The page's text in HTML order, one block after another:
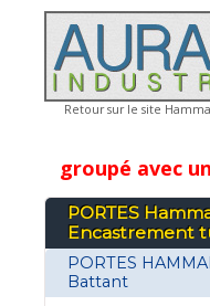
Retour sur le site
groupé avec
PORTES
Encastrement
PORTES
Battant